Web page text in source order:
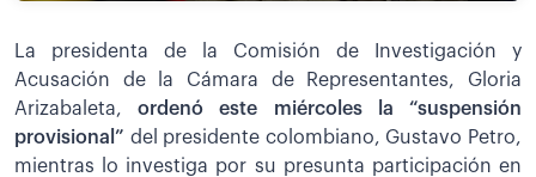
La presidenta de la Comisión de Investigación y
Acusación de la Cámara de Representantes, Gloria
Arizabaleta,ordenó este miércoles la “suspensión
provisional” del presidente colombiano, Gustavo Petro,
mientras lo investiga por su presunta participación en